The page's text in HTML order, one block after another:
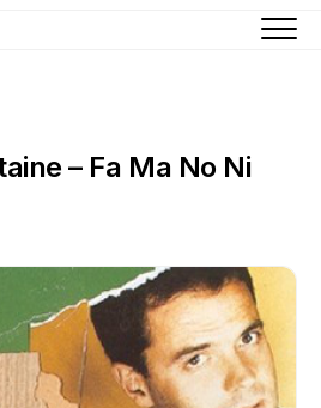
– Fa Ma No Ni